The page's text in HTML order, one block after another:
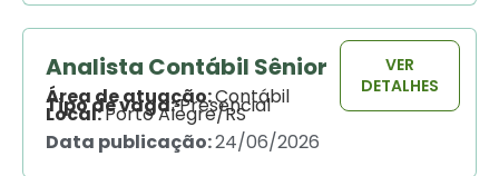
Analista Contábil Sênior
Área de atuação:Contábil
Tipo de vaga:Presencial
Local:Porto Alegre/RS
Data publicação:24/06/2026
VER
DETALHES